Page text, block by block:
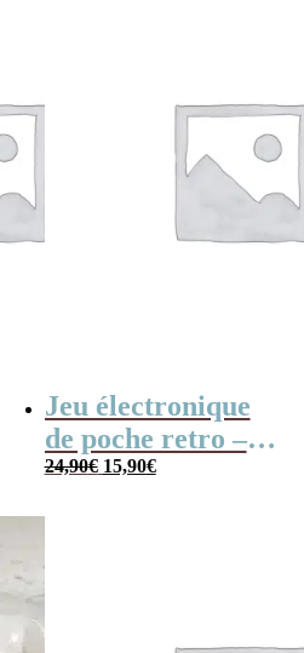
Jeu électronique
de poche retro –
Console vintage
24,90€ Le
15,90€Le